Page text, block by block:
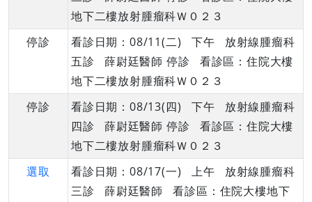
地下二樓放射腫瘤科Ｗ０２３
停診
看診日期：08/11(二) 下午 放射線腫瘤科
五診 薛尉廷醫師 停診 看診區：住院大樓
地下二樓放射腫瘤科Ｗ０２３
停診
看診日期：08/13(四) 下午 放射線腫瘤科
四診 薛尉廷醫師 停診 看診區：住院大樓
地下二樓放射腫瘤科Ｗ０２３
選取
看診日期：08/17(一) 上午 放射線腫瘤科
三診 薛尉廷醫師 看診區：住院大樓地下